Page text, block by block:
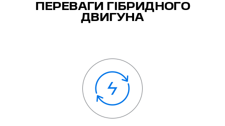
ПЕРЕВАГИ ГІБРИДНОГО
ДВИГУНА